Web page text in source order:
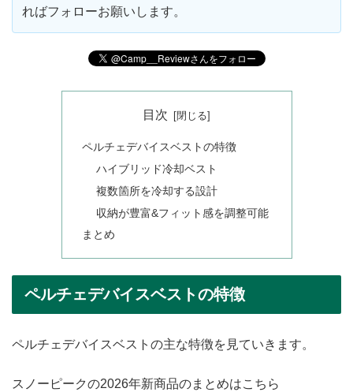
ればフォローお願いします。
目次
ペルチェデバイスベストの特徴
ハイブリッド冷却ベスト
複数箇所を冷却する設計
収納が豊富&フィット感を調整可能
まとめ
ペルチェデバイスベストの特徴
ペルチェデバイスベストの主な特徴を見ていきます。
スノーピークの2026年新商品のまとめはこちら